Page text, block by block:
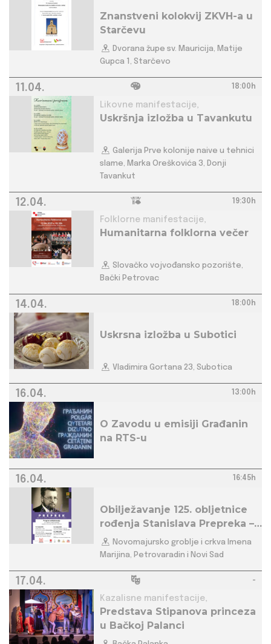
Znanstveni kolokvij ZKVH-a u
Starčevu
Dvorana župe sv. Mauricija, Matije
Gupca 1, Starčevo
11.04. 18:00h
Likovne manifestacije,
Uskršnja izložba u Tavankutu
Galerija Prve kolonije naive u tehnici
slame, Marka Oreškovića 3, Donji
Tavankut
12.04. 19:30h
Folklorne manifestacije,
Humanitarna folklorna večer
Slovačko vojvođansko pozorište,
Bački Petrovac
14.04. 18:00h
Uskrsna izložba u Subotici
Vladimira Gortana 23, Subotica
16.04. 13:00h
O Zavodu u emisiji Građanin
na RTS-u
16.04. 16:45h
Obilježavanje 125. obljetnice
rođenja Stanislava Prepreka –
posjet grobu i misa
Novomajursko groblje i crkva Imena
Marijina, Petrovaradin i Novi Sad
17.04. -
Kazalisne manifestacije,
Predstava Stipanova princeza
u Bačkoj Palanci